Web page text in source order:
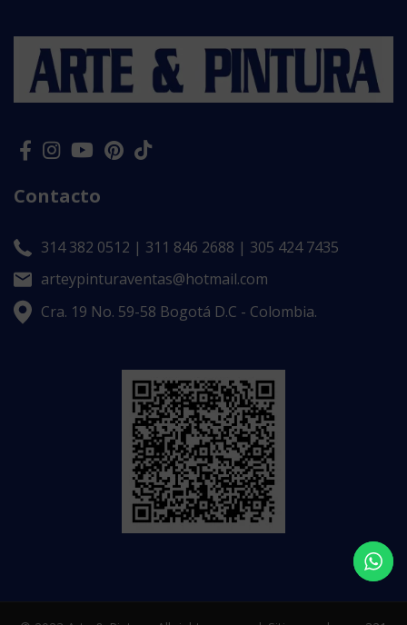
Contacto
314 382 0512 | 311 846 2688 | 305 424 7435
arteypinturaventas@hotmail.com
Cra. 19 No. 59-58 Bogotá D.C - Colombia.